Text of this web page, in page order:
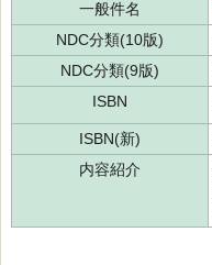
一般件名
NDC分類(10版)
NDC分類(9版)
ISBN
ISBN(新)
内容紹介